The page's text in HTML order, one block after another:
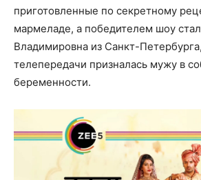
приготовленные по секретному
мармеладе, а победителем шоу
Владимировна из Санкт-
телепередачи призналась мужу в
беременности.